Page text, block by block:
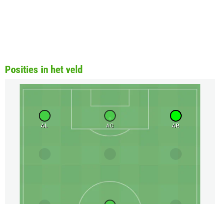
Posities in het veld
AL AC AR